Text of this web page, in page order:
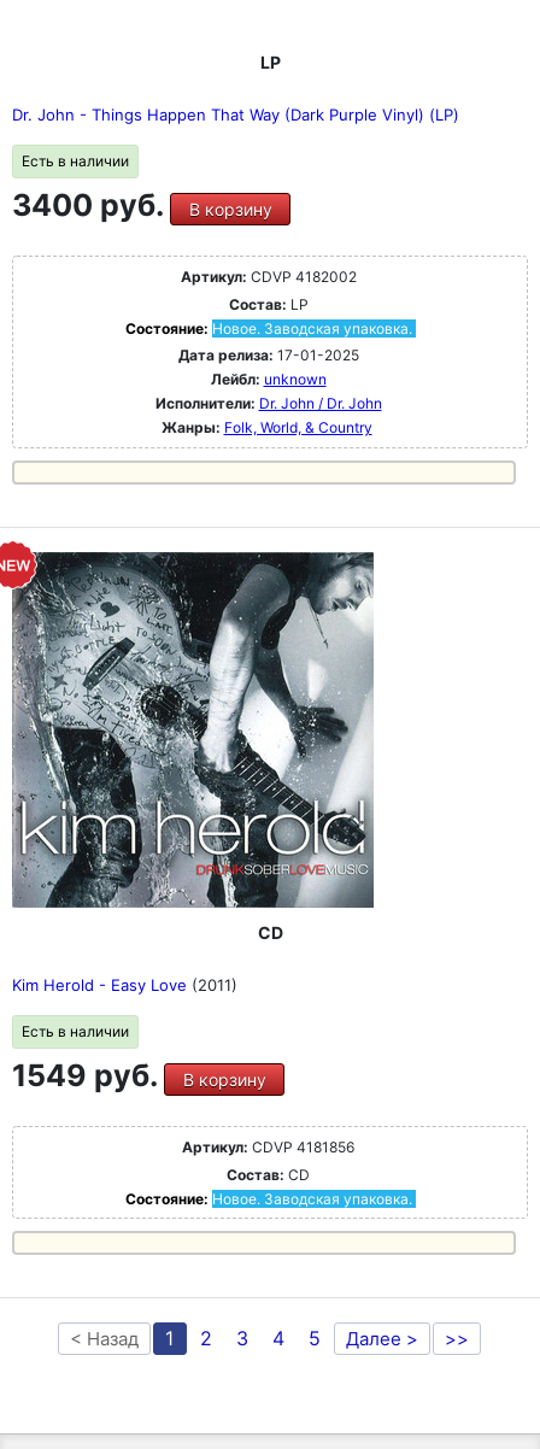
LP
Dr. John - Things Happen That Way (Dark Purple Vinyl) (LP)
Есть в наличии
3400 руб. В корзину
Артикул: CDVP 4182002
Состав: LP
Состояние: Новое. Заводская упаковка.
Дата релиза: 17-01-2025
Лейбл: unknown
Исполнители: Dr. John / Dr. John
Жанры: Folk, World, & Country
CD
Kim Herold - Easy Love (2011)
Есть в наличии
1549 руб. В корзину
Артикул: CDVP 4181856
Состав: CD
Состояние: Новое. Заводская упаковка.
< Назад 1 2 3 4 5 Далее > >>